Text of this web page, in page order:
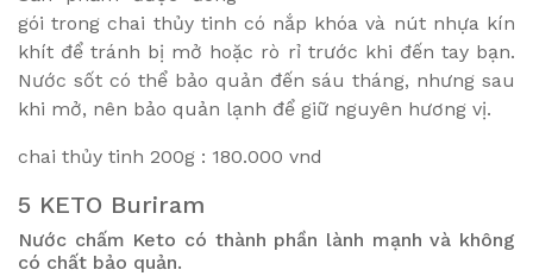
gói trong chai thủy tinh có nắp khóa và nút nhựa kín
khít để tránh bị mở hoặc rò rỉ trước khi đến tay bạn.
Nước sốt có thể bảo quản đến sáu tháng, nhưng sau
khi mở, nên bảo quản lạnh để giữ nguyên hương vị.
chai thủy tinh 200g : 180.000 vnd
5 KETO Buriram
Nước chấm Keto có thành phần lành mạnh và không
có chất bảo quản.